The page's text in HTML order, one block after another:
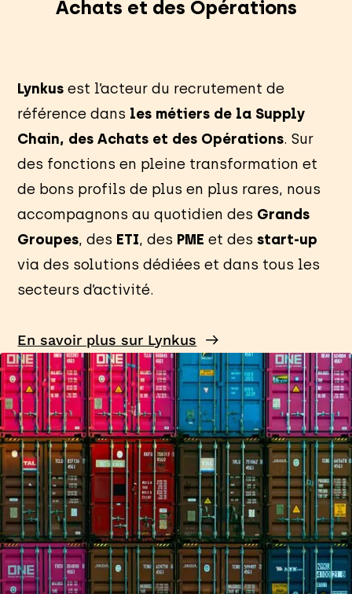
Achats et des Opérations
Lynkus est l’acteur du recrutement de
référence dans les métiers de la Supply
Chain, des Achats et des Opérations. Sur
des fonctions en pleine transformation et
de bons profils de plus en plus rares, nous
accompagnons au quotidien des Grands
Groupes, des ETI, des PME et desstart-up
via des solutions dédiées et dans tous les
secteurs d’activité.
En savoir plus sur Lynkus